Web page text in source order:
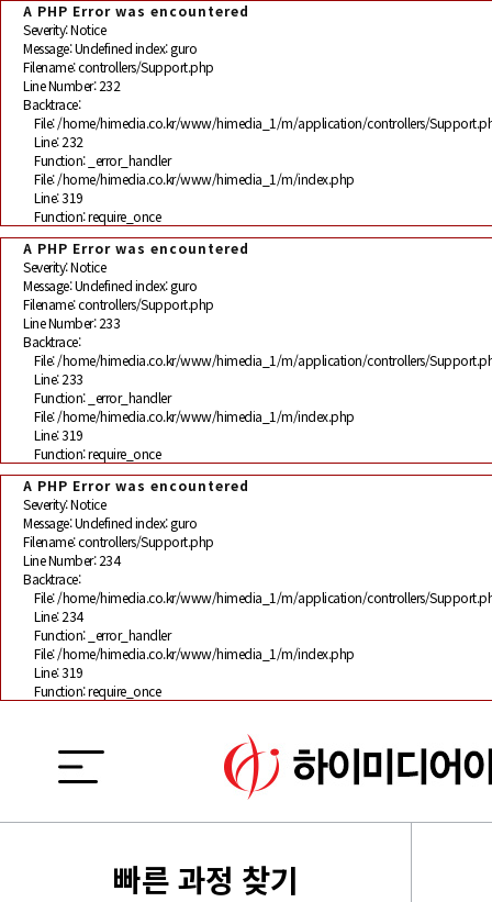
A PHP Error was encountered
Severity: Notice
Message: Undefined index: guro
Filename: controllers/Support.php
Line Number: 232
Backtrace:
File: /home/himedia.co.kr/www/himedia_1/m/application/controllers/
Line: 232
Function: _error_handler
File: /home/himedia.co.kr/www/himedia_1/m/index.php
Line: 319
Function: require_once
A PHP Error was encountered
Severity: Notice
Message: Undefined index: guro
Filename: controllers/Support.php
Line Number: 233
Backtrace:
File: /home/himedia.co.kr/www/himedia_1/m/application/controllers/
Line: 233
Function: _error_handler
File: /home/himedia.co.kr/www/himedia_1/m/index.php
Line: 319
Function: require_once
A PHP Error was encountered
Severity: Notice
Message: Undefined index: guro
Filename: controllers/Support.php
Line Number: 234
Backtrace:
File: /home/himedia.co.kr/www/himedia_1/m/application/controllers/
Line: 234
Function: _error_handler
File: /home/himedia.co.kr/www/himedia_1/m/index.php
Line: 319
Function: require_once
빠른 과정 찾기